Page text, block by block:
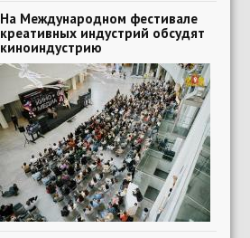
На Международном фестивале
креативных индустрий обсудят
киноиндустрию